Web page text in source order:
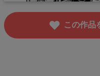
この作品